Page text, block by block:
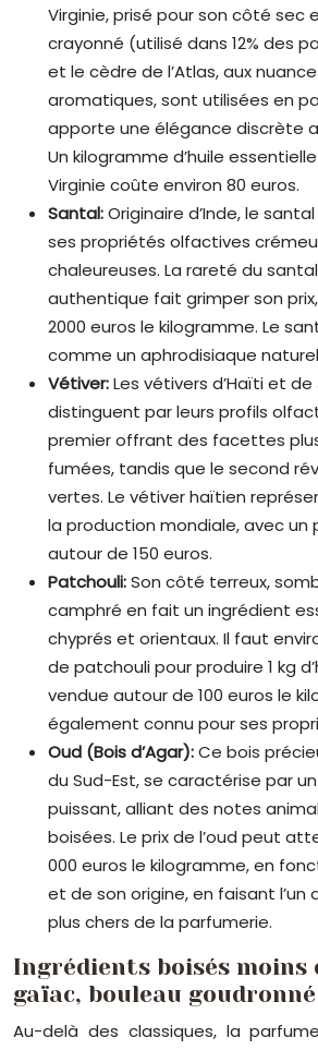
Virginie, prisé pour son côté sec
crayonné (utilisé dans 12% des
et le cèdre de l’Atlas, aux
aromatiques, sont utilisées en
apporte une élégance discrète
Un kilogramme d’huile
Virginie coûte environ 80 euros.
Santal:Originaire d’Inde, le
ses propriétés olfactives
chaleureuses. La rareté du
authentique fait grimper son
2000 euros le kilogramme. Le
comme un aphrodisiaque
Vétiver:Les vétivers d’Haïti et de
distinguent par leurs profils
premier offrant des facettes
fumées, tandis que le second
vertes. Le vétiver haïtien
la production mondiale, avec un
autour de 150 euros.
Patchouli:Son côté terreux,
camphré en fait un ingrédient
chyprés et orientaux. Il faut
de patchouli pour produire 1 kg
vendue autour de 100 euros le
également connu pour ses
Oud (Bois d’Agar):Ce bois
du Sud-Est, se caractérise par
puissant, alliant des notes
boisées. Le prix de l’oud peut
000 euros le kilogramme, en
et de son origine, en faisant l’un
plus chers de la parfumerie.
Ingrédients boisés moins
gaïac, bouleau
Au-delà des classiques, la